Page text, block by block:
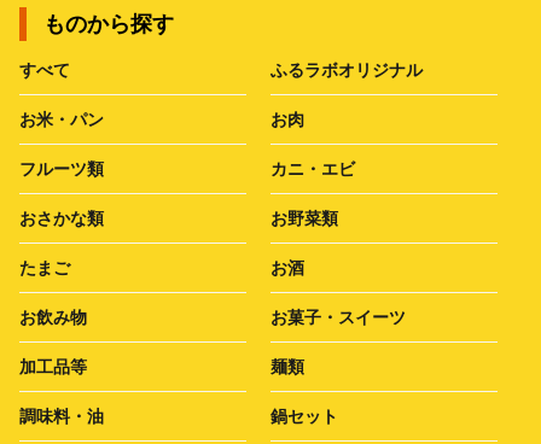
ものから探す
すべて ふるラボオリジナル
お米・パン お肉
フルーツ類 カニ・エビ
おさかな類 お野菜類
たまご お酒
お飲み物 お菓子・スイーツ
加工品等 麺類
調味料・油 鍋セット